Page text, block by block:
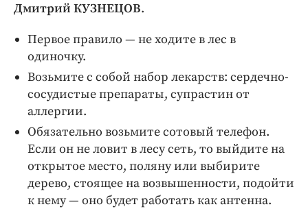
Дмитрий КУЗНЕЦОВ.
Первое правило — не ходите в лес в
одиночку.
Возьмите с собой набор лекарств: сердечно-
сосудистые препараты, супрастин от
аллергии.
Обязательно возьмите сотовый телефон.
Если он не ловит в лесу сеть, то выйдите на
открытое место, поляну или выбирите
дерево, стоящее на возвышенности, подойти
к нему — оно будет работать как антенна.